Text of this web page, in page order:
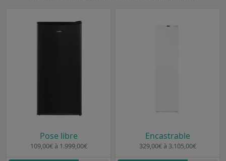
Pose libre
109,00€ à 1.999,00€
Encastrable
329,00€ à 3.105,00€